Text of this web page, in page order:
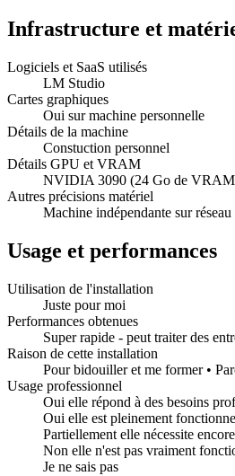
Infrastructure et
Logiciels et SaaS utilisés
LM Studio
Cartes graphiques
Oui sur machine personnelle
Détails de la machine
Constuction personnel
Détails GPU et VRAM
NVIDIA 3090 (24 Go de
Autres précisions matériel
Machine indépendante sur
Usage et performances
Utilisation de l'installation
Juste pour moi
Performances obtenues
Super rapide - peut traiter des
Raison de cette installation
Pour bidouiller et me former •
Usage professionnel
Oui elle répond à des besoins
Oui elle est pleinement
Partiellement elle nécessite
Non elle n'est pas vraiment
Je ne sais pas